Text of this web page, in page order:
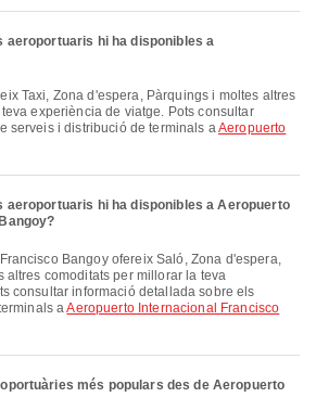
aeroportuaris hi ha disponibles a
experiència de viatge. Pots consultar
serveis i distribució de terminals aAeropuerto
aeroportuaris hi ha disponibles a Aeropuerto
altres comoditats per millorar la teva
consultar informació detallada sobre els
aAeropuerto Internacional Francisco
més populars des de Aeropuerto